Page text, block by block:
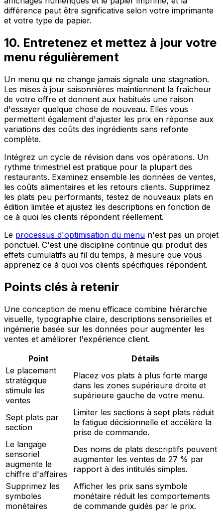
différence peut être significative selon votre imprimante
et votre type de papier.
10. Entretenez et mettez à jour votre
menu régulièrement
Un menu qui ne change jamais signale une stagnation.
Les mises à jour saisonnières maintiennent la fraîcheur
de votre offre et donnent aux habitués une raison
d'essayer quelque chose de nouveau. Elles vous
permettent également d'ajuster les prix en réponse aux
variations des coûts des ingrédients sans refonte
complète.
Intégrez un cycle de révision dans vos opérations. Un
rythme trimestriel est pratique pour la plupart des
restaurants. Examinez ensemble les données de ventes,
les coûts alimentaires et les retours clients. Supprimez
les plats peu performants, testez de nouveaux plats en
édition limitée et ajustez les descriptions en fonction de
ce à quoi les clients répondent réellement.
Le processus d'optimisation du menu n'est pas un projet
ponctuel. C'est une discipline continue qui produit des
effets cumulatifs au fil du temps, à mesure que vous
apprenez ce à quoi vos clients spécifiques répondent.
Points clés à retenir
Une conception de menu efficace combine hiérarchie
visuelle, typographie claire, descriptions sensorielles et
ingénierie basée sur les données pour augmenter les
ventes et améliorer l'expérience client.
Point
Détails
Le placement
stratégique
stimule les
ventes
Placez vos plats à plus forte marge
dans les zones supérieure droite et
supérieure gauche de votre menu.
Sept plats par
section
Limiter les sections à sept plats réduit
la fatigue décisionnelle et accélère la
prise de commande.
Le langage
sensoriel
augmente le
chiffre d'affaires
Des noms de plats descriptifs peuvent
augmenter les ventes de 27 % par
rapport à des intitulés simples.
Supprimez les
symboles
monétaires
Afficher les prix sans symbole
monétaire réduit les comportements
de commande guidés par le prix.